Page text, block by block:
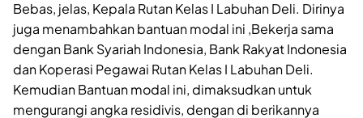
Bebas, jelas, Kepala Rutan Kelas I Labuhan Deli. Dirinya
juga menambahkan bantuan modal ini ,Bekerja sama
dengan Bank Syariah Indonesia, Bank Rakyat Indonesia
dan Koperasi Pegawai Rutan Kelas I Labuhan Deli.
Kemudian Bantuan modal ini, dimaksudkan untuk
mengurangi angka residivis, dengan di berikannya